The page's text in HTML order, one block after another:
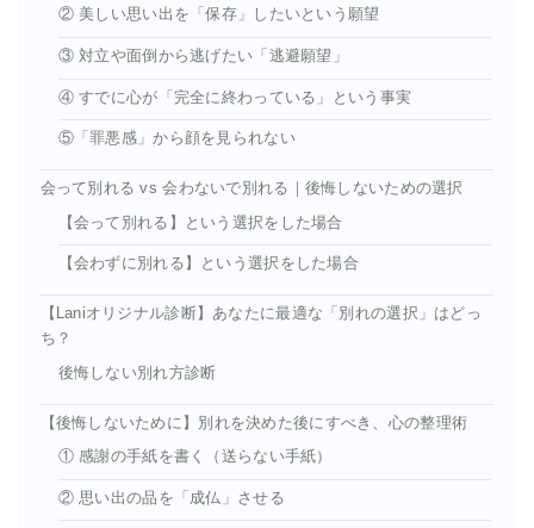
② 美しい思い出を「保存」したいという願望
③ 対立や面倒から逃げたい「逃避願望」
④ すでに心が「完全に終わっている」という事実
⑤「罪悪感」から顔を見られない
会って別れる vs 会わないで別れる｜後悔しないための選択
【会って別れる】という選択をした場合
【会わずに別れる】という選択をした場合
【Laniオリジナル診断】あなたに最適な「別れの選択」はどっ
ち？
後悔しない別れ方診断
【後悔しないために】別れを決めた後にすべき、心の整理術
① 感謝の手紙を書く（送らない手紙）
② 思い出の品を「成仏」させる